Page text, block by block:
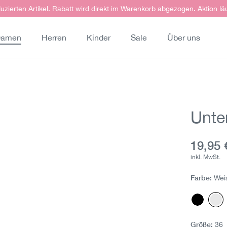
Artikel. Rabatt wird direkt im Warenkorb abgezogen. Aktion
Herren Kinder Sale Über uns
19,95
inkl. MwSt.
Farbe:
(Diese
Größe:36